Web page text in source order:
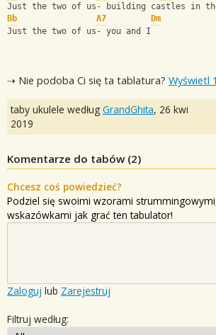
Just the two of us- building castles in
Bb
A7
Dm
Just the two of us- you and I
⇢ Nie podoba Ci się ta tablatura? Wyświetl
taby ukulele według GrandGhita, 26 kwi
2019
Komentarze do tabów (2)
Chcesz coś powiedzieć?
Podziel się swoimi wzorami
wskazówkami jak grać ten tabulator!
Zaloguj lub Zarejestruj
Filtruj według: